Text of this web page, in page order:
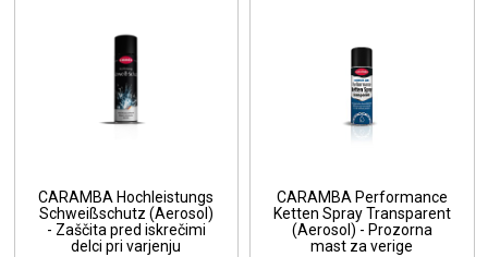
CARAMBA Hochleistungs
Schweißschutz (Aerosol)
- Zaščita pred iskrečimi
delci pri varjenju
CARAMBA Performance
Ketten Spray Transparent
(Aerosol) - Prozorna
mast za verige